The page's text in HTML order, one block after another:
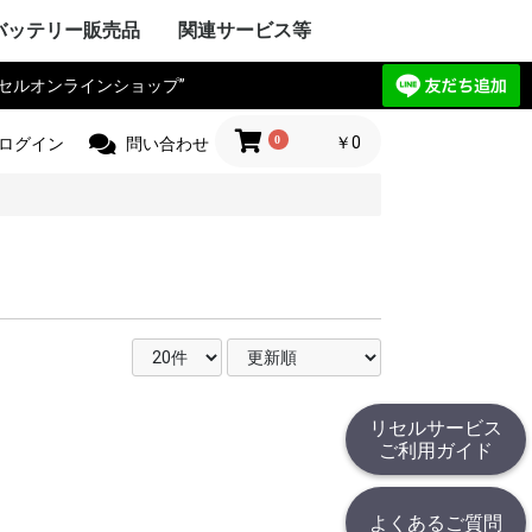
リセルサービス
ご利用ガイド
よくあるご質問
VAIO
ク
Mac
気
Compaq
ット・パ
ートウェ
サー
オープン
スボ
サムソン
ピュータ
ソーテッ
フロンティ
フトJEC
PENTAX
OLYMPUS
Trimble
TAMAYA
マイクロニ
器
ーク
クス
ット・パ
線シュ
OLYMPUS
ルタ
ンクラ
ス Philips
工機
ク電工
京セラ
ービ
シュ
ィー
マクセ
ス
ウォルト
レメル
クタス
ブテックス
ン
IKURAブラ
ー
ップオン
ルランド
アースマ
ール
ライカー
ボット
ス
業
ネ
リタ製作所
ック
クス
士フイル
ク電工 松
ル azbil
ン
ク
技研本田
ル
ャパン
バイリー
ト GIANT
ィー・エ
クットJVC
アントン
ック
ンPolaroid
ンタックス
士フイル
OLYMPUS
ルタ
ーアンド
アイ
ツ
ァイス
京セラ
ージテル
ポラリオ
ー
ーションロ
ク
ケンウッ
キョー
クニクス
ュー
ド
ロジクー
ター
ン
ーランド
ット・パ
ク
ール
ァーウェイ
PENTAX
業 brother
ット・パ
OLYMPUS
クインスツ
子
ックス
業
パナソニ
データ
ENAX
ー・コクヨ
ライ
ソリューシ
ク
YAESU
モトロー
ド
気
線機
OKI
ALINCO
線機
業
IWATSU
ック
信電話
電子工業
極東開
ンワ
(旧 東京電
パナソニ
工
ングウェイ
YAESU
ロンティア
ク工
デザイン
ー
パナソニ
シュ
ムテック
イウイン
ーミン
ワ
セルスタ
オニア
ンドデッカ
ツインバー
ク ナショ
イム 環境
コップ
ーヤマ
カー
クモトロー
機
気
ク電工
ック
ク
気
トエナジ
ー
ルコテック
フト
ク ・サン
トエナジ
ーエスサ
ック
ブテスコ
ツインバー
オ
インスツ
ノン
ープ
ングジム
パナソニ
アイエピ
ウン
ィリップス
ール
ラス
パナソニ
電機
ムロン
ツインバー
ッテリー販売品 関連サービス等
（サンプル送付申込）
見積（送付申込）
販売品
回収
ルオンラインショップ”
ログイン 問い合わせ 0 ￥0